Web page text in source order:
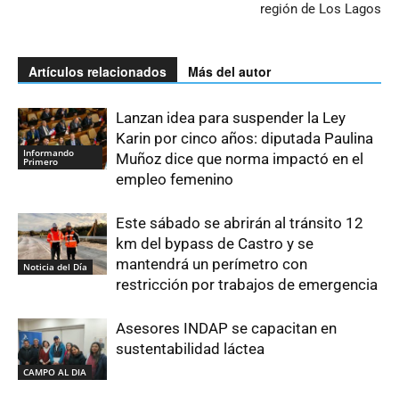
región de Los Lagos
Artículos relacionados Más del autor
Informando
Primero
Lanzan idea para suspender la Ley
Karin por cinco años: diputada Paulina
Muñoz dice que norma impactó en el
empleo femenino
Noticia del Día
Este sábado se abrirán al tránsito 12
km del bypass de Castro y se
mantendrá un perímetro con
restricción por trabajos de emergencia
CAMPO AL DIA
Asesores INDAP se capacitan en
sustentabilidad láctea